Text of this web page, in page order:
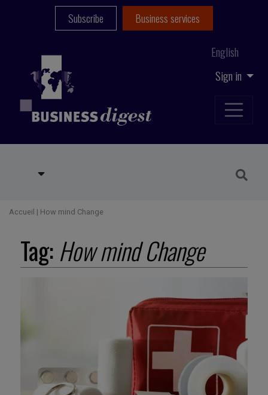
Sign in
English
Subscribe Business services
Accueil | How mind Change
Tag: How mind Change